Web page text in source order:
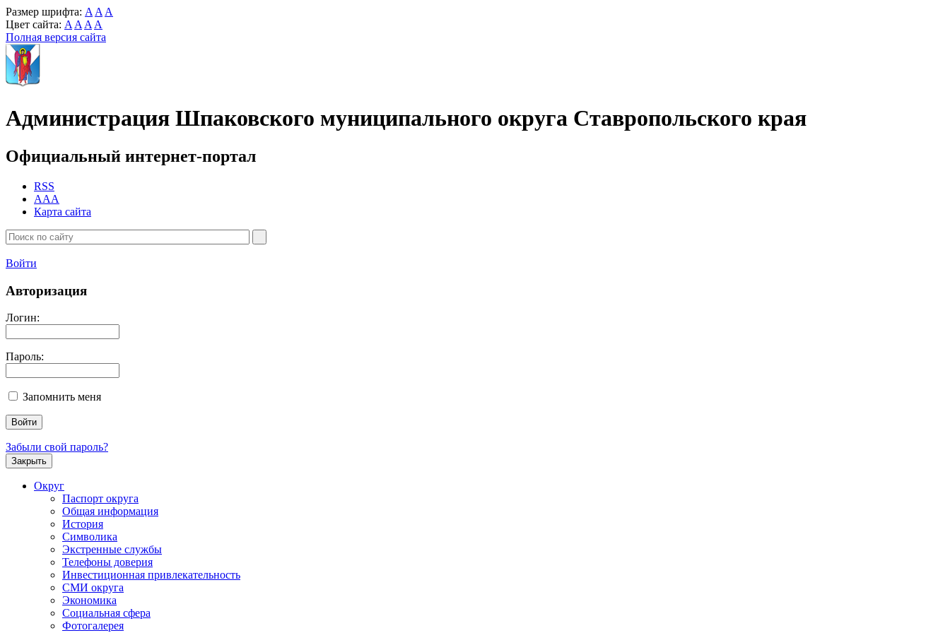
Размер шрифта: A A A
Цвет сайта: A A A A
Полная версия сайта
Администрация Шпаковского муниципального округа Ставропольского края
Официальный интернет-портал
RSS
AAA
Карта сайта
Войти
Авторизация
Логин:
Пароль:
Запомнить меня
Забыли свой пароль?
Закрыть
Округ
Паспорт округа
Общая информация
История
Символика
Экстренные службы
Телефоны доверия
Инвестиционная привлекательность
СМИ округа
Экономика
Социальная сфера
Фотогалерея